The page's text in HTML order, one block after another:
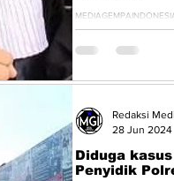
Ilham.SH.MH. dan H
Diduga
Penyidik
Redaksi
28 Jun 2024